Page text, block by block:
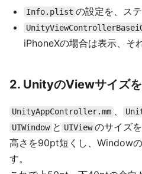
Info.plist の設定を、ス
iPhoneXの場合は表示、そ
2. UnityのViewサイズ
UnityAppController.mm 、
UIWindow と UIView のサイズ
高さを90pt短くし、Window
す。